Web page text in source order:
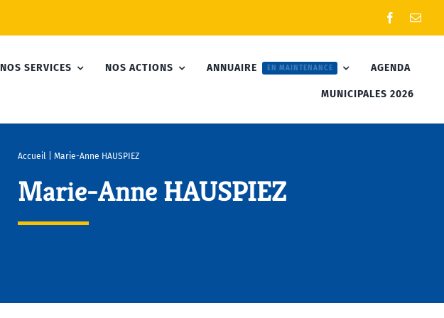
NOS SERVICES NOS ACTIONS ANNUAIRE EN MAINTENANCE AGENDA
MUNICIPALES 2026
Accueil| Marie-Anne HAUSPIEZ
Marie-Anne HAUSPIEZ